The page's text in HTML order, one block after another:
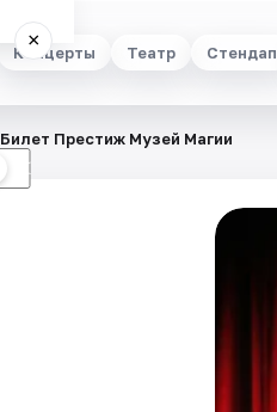
Концерты Театр Стендап
×
☾
Билет Престиж Музей Магии